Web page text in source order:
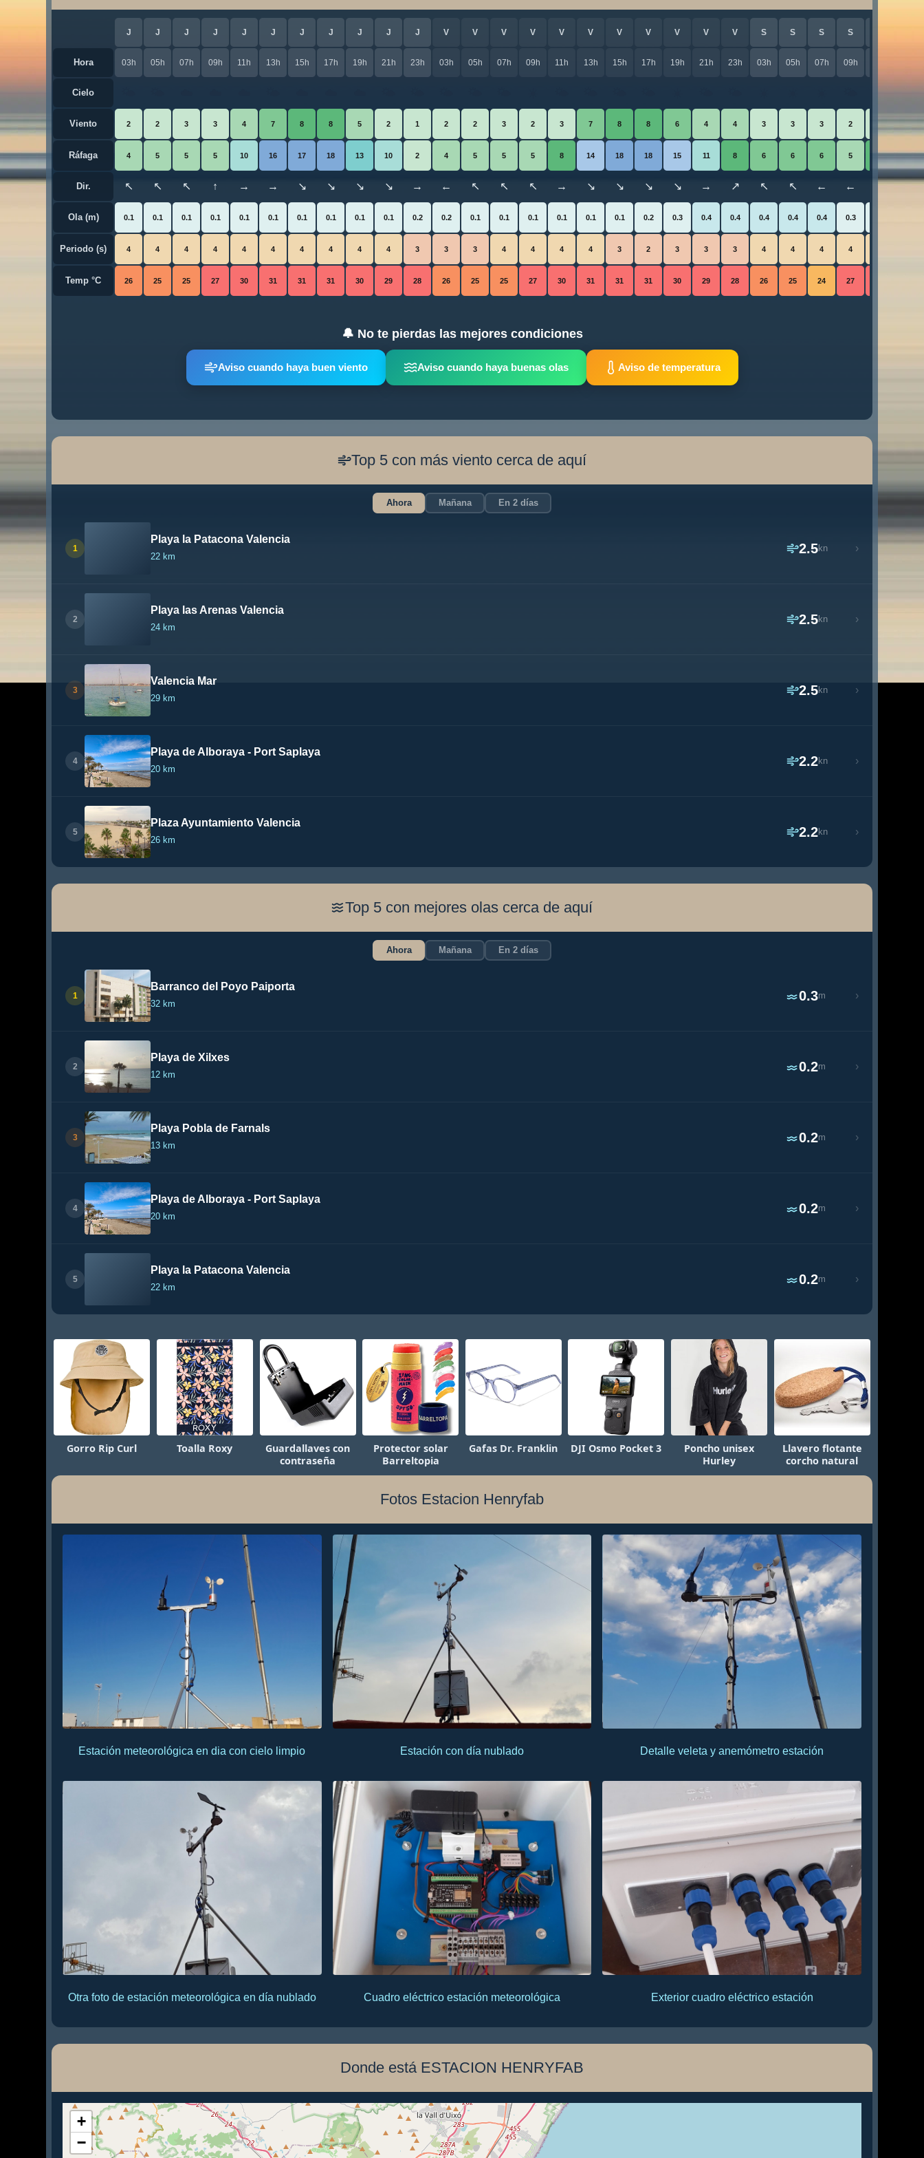
J J J J J J J J J J J V V V V V V V V V V V S S S S
Hora 03h 05h 07h 09h 11h 13h 15h 17h 19h 21h 23h 03h 05h 07h 09h 11h 13h 15h 17h 19h 21h 23h 03h 05h 07h 09h
Cielo 🌤️ ☀️
Viento 2 2 3 3 4 7 8 8 5 2 1 2 2 3 2 3 7 8 8 6 4 4 3 3 3 2 3 7
Ráfaga 4 5 5 5 10 16 17 18 13 10 2 4 5 5 5 8 14 18 18 15 11 8 6 6 6 5 8 15
Dir. ↖ ↖ ↖ ↑ → → ↘ ↘ ↘ ↘ → ← ↖ ↖ ↖ → ↘ ↘ ↘ ↘ → ↗ ↖ ↖ ← ← ↘ ↘
Ola (m) 0.1 0.1 0.1 0.1 0.1 0.1 0.1 0.1 0.1 0.1 0.2 0.2 0.1 0.1 0.1 0.1 0.1 0.1 0.2 0.3 0.4 0.4 0.4 0.4 0.4 0.3
Periodo (s) 4 4 4 4 4 4 4 4 4 4 3 3 3 4 4 4 4 3 2 3 3 3 4 4 4 4
Temp °C 26 25 25 27 30 31 31 31 30 29 28 26 25 25 27 30 31 31 31 30 29 28 26 25 24 27
🔔 No te pierdas las mejores condiciones
Aviso cuando haya buen viento Aviso cuando haya buenas olas Aviso de temperatura
Top 5 con más viento cerca de aquí
Ahora Mañana En 2 días
1
Playa la Patacona Valencia
22 km
2.5kn ›
2
Playa las Arenas Valencia
24 km
2.5kn ›
3
Valencia Mar
29 km
2.5kn ›
4
Playa de Alboraya - Port Saplaya
20 km
2.2kn ›
5
Plaza Ayuntamiento Valencia
26 km
2.2kn ›
Top 5 con mejores olas cerca de aquí
Ahora Mañana En 2 días
1
Barranco del Poyo Paiporta
32 km
0.3m ›
2
Playa de Xilxes
12 km
0.2m ›
3
Playa Pobla de Farnals
13 km
0.2m ›
4
Playa de Alboraya - Port Saplaya
20 km
0.2m ›
5
Playa la Patacona Valencia
22 km
0.2m ›
Gorro Rip Curl Toalla Roxy
Guardallaves con
contraseña
Protector solar
Barreltopia
Gafas Dr. Franklin DJI Osmo Pocket 3
Poncho unisex
Hurley
Llavero flotante
corcho natural
Fotos Estacion Henryfab
Estación meteorológica en dia con cielo limpio Estación con día nublado Detalle veleta y anemómetro estación
Otra foto de estación meteorológica en día nublado Cuadro eléctrico estación meteorológica Exterior cuadro eléctrico estación
Donde está ESTACION HENRYFAB
+
−